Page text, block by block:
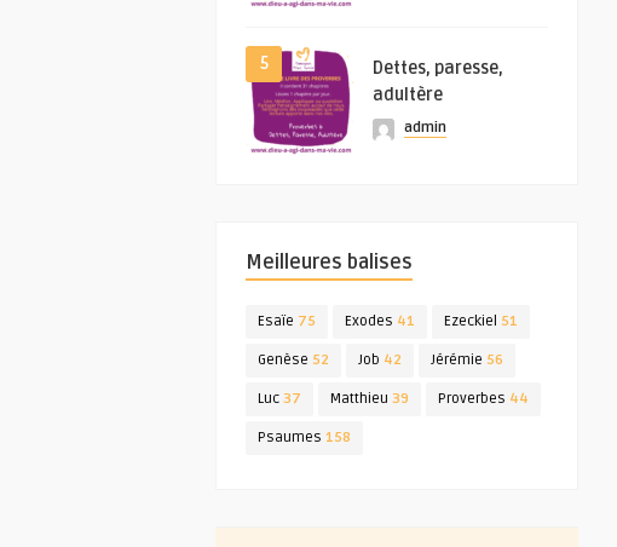
5
Dettes, paresse,
adultère
admin
Meilleures balises
Esaïe 75 Exodes 41 Ezeckiel 51
Genèse 52 Job 42 Jérémie 56
Luc 37 Matthieu 39 Proverbes 44
Psaumes 158